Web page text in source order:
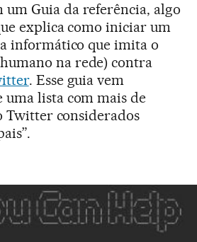
Guia da referência, algo
explica como iniciar um
informático que imita o
na rede) contra
. Esse guia vem
uma lista com mais de
Twitter considerados